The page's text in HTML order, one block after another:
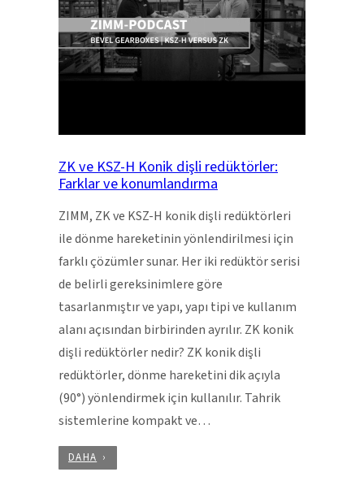
ZK ve KSZ-H Konik dişli redüktörler:
Farklar ve konumlandırma
ZIMM, ZK ve KSZ-H konik dişli redüktörleri
ile dönme hareketinin yönlendirilmesi için
farklı çözümler sunar. Her iki redüktör serisi
de belirli gereksinimlere göre
tasarlanmıştır ve yapı, yapı tipi ve kullanım
alanı açısından birbirinden ayrılır. ZK konik
dişli redüktörler nedir? ZK konik dişli
redüktörler, dönme hareketini dik açıyla
(90°) yönlendirmek için kullanılır. Tahrik
sistemlerine kompakt ve…
DAHA